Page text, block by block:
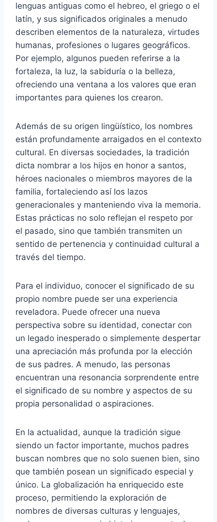
lenguas antiguas como el hebreo, el griego o el
latín, y sus significados originales a menudo
describen elementos de la naturaleza, virtudes
humanas, profesiones o lugares geográficos.
Por ejemplo, algunos pueden referirse a la
fortaleza, la luz, la sabiduría o la belleza,
ofreciendo una ventana a los valores que eran
importantes para quienes los crearon.
Además de su origen lingüístico, los nombres
están profundamente arraigados en el contexto
cultural. En diversas sociedades, la tradición
dicta nombrar a los hijos en honor a santos,
héroes nacionales o miembros mayores de la
familia, fortaleciendo así los lazos
generacionales y manteniendo viva la memoria.
Estas prácticas no solo reflejan el respeto por
el pasado, sino que también transmiten un
sentido de pertenencia y continuidad cultural a
través del tiempo.
Para el individuo, conocer el significado de su
propio nombre puede ser una experiencia
reveladora. Puede ofrecer una nueva
perspectiva sobre su identidad, conectar con
un legado inesperado o simplemente despertar
una apreciación más profunda por la elección
de sus padres. A menudo, las personas
encuentran una resonancia sorprendente entre
el significado de su nombre y aspectos de su
propia personalidad o aspiraciones.
En la actualidad, aunque la tradición sigue
siendo un factor importante, muchos padres
buscan nombres que no solo suenen bien, sino
que también posean un significado especial y
único. La globalización ha enriquecido este
proceso, permitiendo la exploración de
nombres de diversas culturas y lenguajes,